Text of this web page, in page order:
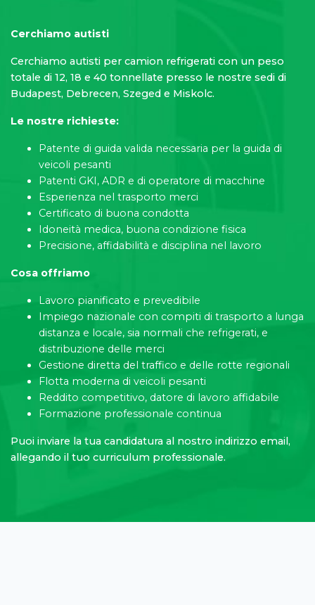
Cerchiamo autisti
Cerchiamo autisti per camion refrigerati con un peso
totale di 12, 18 e 40 tonnellate presso le nostre sedi di
Budapest, Debrecen, Szeged e Miskolc.
Le nostre richieste:
Patente di guida valida necessaria per la guida di
veicoli pesanti
Patenti GKI, ADR e di operatore di macchine
Esperienza nel trasporto merci
Certificato di buona condotta
Idoneità medica, buona condizione fisica
Precisione, affidabilità e disciplina nel lavoro
Cosa offriamo
Lavoro pianificato e prevedibile
Impiego nazionale con compiti di trasporto a lunga
distanza e locale, sia normali che refrigerati, e
distribuzione delle merci
Gestione diretta del traffico e delle rotte regionali
Flotta moderna di veicoli pesanti
Reddito competitivo, datore di lavoro affidabile
Formazione professionale continua
Puoi inviare la tua candidatura al nostro indirizzo email,
allegando il tuo curriculum professionale.